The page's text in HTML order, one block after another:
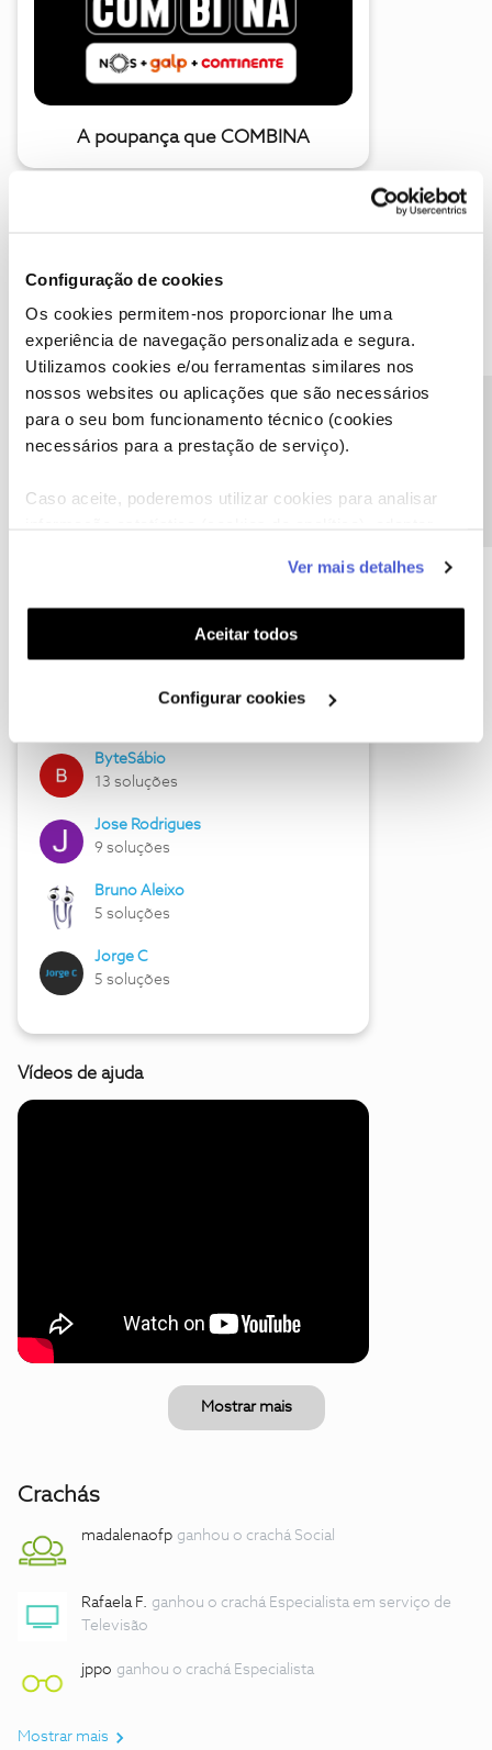
Configuração de cookies
Os cookies permitem-nos proporcionar lhe uma
experiência de navegação personalizada e segura.
Utilizamos cookies e/ou ferramentas similares nos
nossos websites ou aplicações que são necessários
para o seu bom funcionamento técnico (cookies
necessários para a prestação de serviço).
Caso aceite, poderemos utilizar cookies para analisar
funcionalidades (cookies de personalização e
funcionalidade) e adaptar anúncios aos seus interesses
(cookies de publicidade personalizada). Pode gerir a
utilização dos cookies clicando em "Configurar
Ver mais detalhes
Aceitar todos
Configurar cookies
A poupança que COMBINA
Descubra as novidades de julho
ByteSábio
13 soluções
Jose Rodrigues
9 soluções
Bruno Aleixo
5 soluções
Jorge C
5 soluções
Vídeos de ajuda
Mostrar mais
Crachás
madalenaofp ganhou o crachá Social
Rafaela F. ganhou o crachá Especialista em serviço de
Televisão
jppo ganhou o crachá Especialista
Mostrar mais